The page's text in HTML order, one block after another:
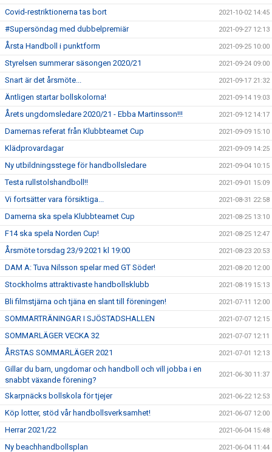
Covid-restriktionerna tas bort 2021-10-02 14:45
#Supersöndag med dubbelpremiär 2021-09-27 12:13
Årsta Handboll i punktform 2021-09-25 10:00
Styrelsen summerar säsongen 2020/21 2021-09-24 09:00
Snart är det årsmöte... 2021-09-17 21:32
Äntligen startar bollskolorna! 2021-09-14 19:03
Årets ungdomsledare 2020/21 - Ebba Martinsson!!! 2021-09-12 14:17
Damernas referat från Klubbteamet Cup 2021-09-09 15:10
Klädprovardagar 2021-09-09 14:25
Ny utbildningsstege för handbollsledare 2021-09-04 10:15
Testa rullstolshandboll!! 2021-09-01 15:09
Vi fortsätter vara försiktiga... 2021-08-31 22:58
Damerna ska spela Klubbteamet Cup 2021-08-25 13:10
F14 ska spela Norden Cup! 2021-08-25 12:47
Årsmöte torsdag 23/9 2021 kl 19:00 2021-08-23 20:53
DAM A: Tuva Nilsson spelar med GT Söder! 2021-08-20 12:00
Stockholms attraktivaste handbollsklubb 2021-08-19 15:13
Bli filmstjärna och tjäna en slant till föreningen! 2021-07-11 12:00
SOMMARTRÄNINGAR I SJÖSTADSHALLEN 2021-07-07 12:15
SOMMARLÄGER VECKA 32 2021-07-07 12:11
ÅRSTAS SOMMARLÄGER 2021 2021-07-01 12:13
Gillar du barn, ungdomar och handboll och vill jobba i en
snabbt växande förening?
2021-06-30 11:37
Skarpnäcks bollskola för tjejer 2021-06-22 12:53
Köp lotter, stöd vår handbollsverksamhet! 2021-06-07 12:00
Herrar 2021/22 2021-06-04 15:48
Ny beachhandbollsplan 2021-06-04 11:44